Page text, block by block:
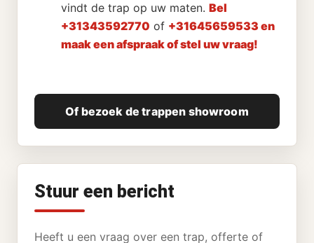
vindt de trap op uw maten. Bel
+31343592770 of +31645659533 en
maak een afspraak of stel uw vraag!
Of bezoek de trappen showroom
Stuur een bericht
Heeft u een vraag over een trap, offerte of